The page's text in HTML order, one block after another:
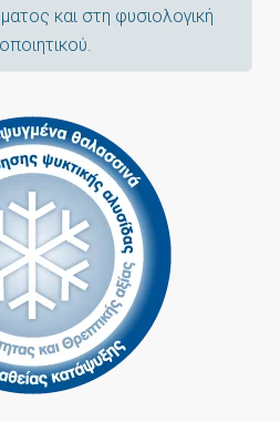
και στη φυσιολογική